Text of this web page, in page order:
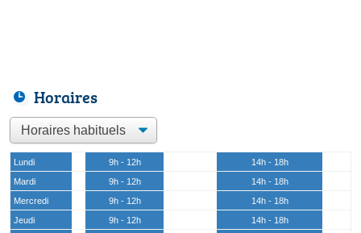
Horaires
Lundi 9h - 12h
14h - 18h
Mardi
9h - 12h
14h - 18h
Mercredi
9h - 12h
14h - 18h
Jeudi
9h - 12h
14h - 18h